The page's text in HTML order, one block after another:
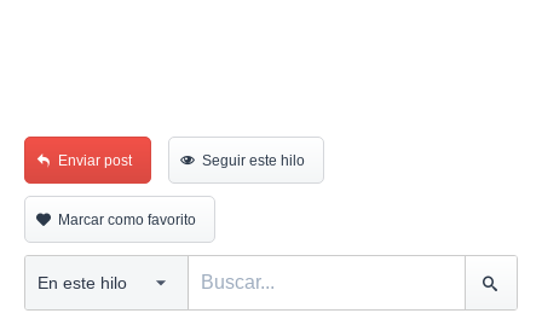
Enviar post Seguir este hilo
Marcar como favorito